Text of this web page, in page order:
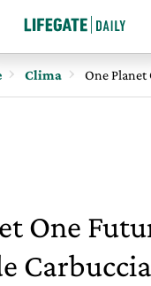
Clima One Planet
One
Carbuccia